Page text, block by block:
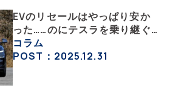
EVのリセールはやっぱり安か
った……のにテスラを乗り継ぐ
ってどういうこと？ 【テスラ
沼にはまった大学教授のEV生
コラム
POST：2025.12.31